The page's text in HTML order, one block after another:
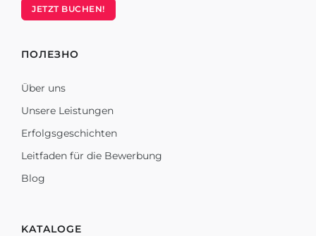
JETZT BUCHEN!
ПОЛЕЗНО
Über uns
Unsere Leistungen
Erfolgsgeschichten
Leitfaden für die Bewerbung
Blog
KATALOGE